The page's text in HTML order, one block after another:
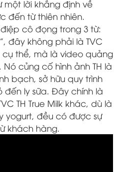
một lời khẳng định về
đến từ thiên nhiên.
điệp cô đọng trong 3 từ:
đây không phải là TVC
thể, mà là video quảng
củng cố hình ảnh TH là
bạch, sở hữu quy trình
đến ly sữa. Đây chính là
TH True Milk khác, dù là
yogurt, đều có được sự
khách hàng.